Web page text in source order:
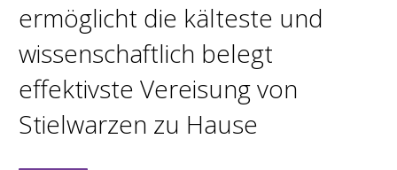
ermöglicht die kälteste und
wissenschaftlich belegt
effektivste Vereisung von
Stielwarzen zu Hause